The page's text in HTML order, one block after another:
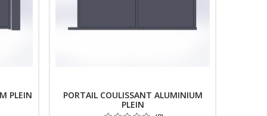
PLEIN
PORTAIL COULISSANT ALUMINIUM
PLEIN